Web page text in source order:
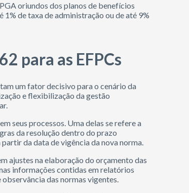
oriundos dos planos de benefícios
de taxa de administração ou de até 9%
para as EFPCs
um fator decisivo para o cenário da
e flexibilização da gestão
seus processos. Uma delas se refere a
da resolução dentro do prazo
da data de vigência da nova norma.
ajustes na elaboração do orçamento das
informações contidas em relatórios
das normas vigentes.